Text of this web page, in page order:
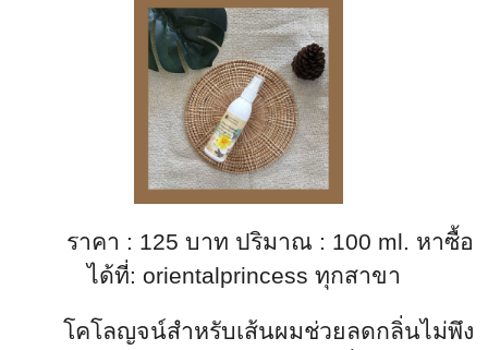
ราคา : 125 บาท ปริมาณ : 100 ml. หาซื้อ
ได้ที่: orientalprincess ทุกสาขา
โคโลญจน์สำหรับเส้นผมช่วยลดกลิ่นไม่พึง